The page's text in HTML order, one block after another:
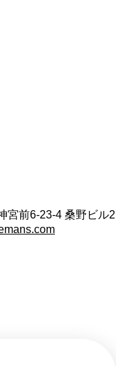
宮前6-23-4 桑野ビル2